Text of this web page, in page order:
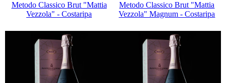
Metodo Classico Brut "Mattia
Vezzola" - Costaripa
Metodo Classico Brut "Mattia
Vezzola" Magnum - Costaripa